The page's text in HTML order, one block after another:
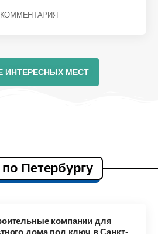
КОММЕНТАРИЯ
ИНТЕРЕСНЫХ МЕСТ
Петербургу
компании для